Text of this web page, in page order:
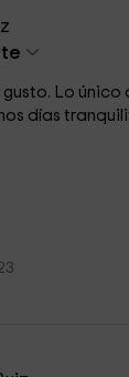
gusto. Lo
días